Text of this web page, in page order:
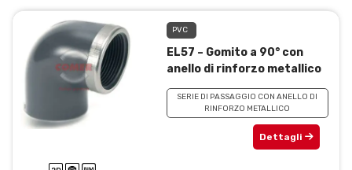
PVC
EL57 – Gomito a 90° con
anello di rinforzo metallico
SERIE DI PASSAGGIO CON ANELLO DI
RINFORZO METALLICO
Dettagli